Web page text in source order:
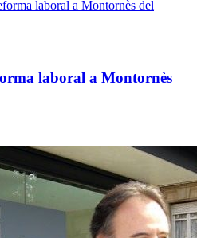
laboral a Montornès